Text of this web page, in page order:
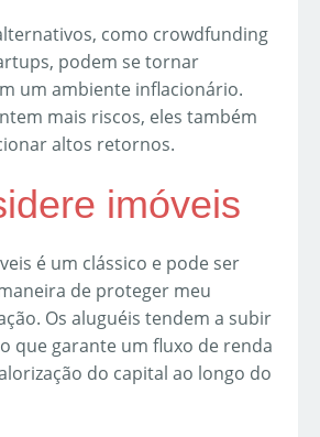
como crowdfunding
podem se tornar
um ambiente inflacionário.
mais riscos, eles também
altos retornos.
imóveis
é um clássico e pode ser
de proteger meu
Os aluguéis tendem a subir
que garante um fluxo de renda
do capital ao longo do